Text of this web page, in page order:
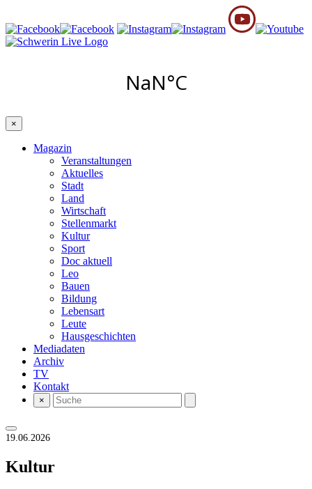
×
Magazin
Veranstaltungen
Aktuelles
Stadt
Land
Wirtschaft
Stellenmarkt
Kultur
Sport
Doc aktuell
Leo
Bauen
Bildung
Lebensart
Leute
Hausgeschichten
Mediadaten
Archiv
TV
Kontakt
×
19.06.2026
Kultur